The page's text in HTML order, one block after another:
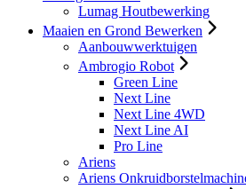
Lumag Houtbewerking
Maaien en Grond Bewerken
Aanbouwwerktuigen
Ambrogio Robot
Green Line
Next Line
Next Line 4WD
Next Line AI
Pro Line
Ariens
Ariens